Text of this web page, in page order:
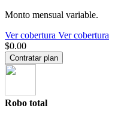
Monto mensual variable.
Ver cobertura Ver cobertura
$0.00
Contratar plan
Robo total